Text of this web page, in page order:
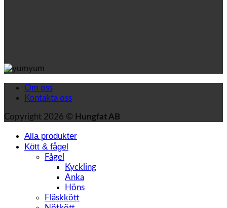
Om oss
Kontakta oss
Copyright 2026 © Hungfat AB
Alla produkter
Kött & fågel
Fågel
Kyckling
Anka
Höns
Fläskkött